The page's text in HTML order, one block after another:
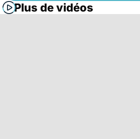
Plus de vidéos